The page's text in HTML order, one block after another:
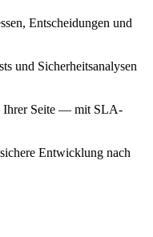
Entscheidungen und
und Sicherheitsanalysen
Ihrer Seite — mit SLA-
Entwicklung nach